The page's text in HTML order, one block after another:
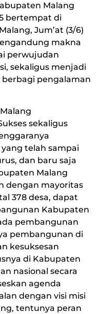
Malang
bertempat di
Jum’at (3/6)
makna
perwujudan
sekaligus menjadi
pengalaman
sekaligus
yang telah sampai
dan baru saja
Malang
dengan mayoritas
378 desa, dapat
Kabupaten
pembangunan
pembangunan di
kesuksesan
di Kabupaten
nasional secara
agenda
dengan visi misi
tentunya peran